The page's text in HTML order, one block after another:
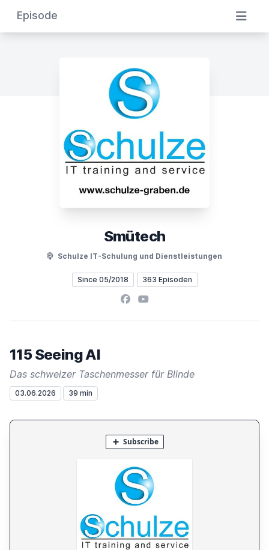
Episode
Smütech
Schulze IT-Schulung und Dienstleistungen
Since 05/2018 363 Episoden
Facebook
YouTube
115 Seeing AI
Das schweizer Taschenmesser für Blinde
03.06.2026 39 min